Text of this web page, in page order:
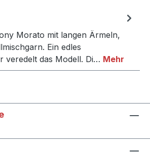
Morato mit langen Ärmeln,
Ein edles
veredelt das Modell. Di… Mehr